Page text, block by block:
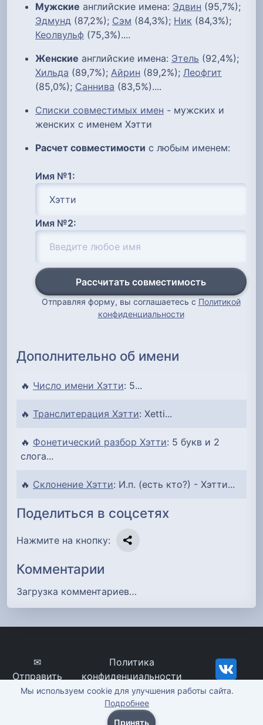
Мужские английские имена: Эдвин (95,7%);
Эдмунд (87,2%); Сэм (84,3%); Ник (84,3%);
Кеолвульф (75,3%)....
Женские английские имена: Этель (92,4%);
Хильда (89,7%); Айрин (89,2%); Леофгит
(85,0%); Саннива (83,5%)....
Списки совместимых имен - мужских и
женских с именем Хэтти
Расчет совместимости с любым именем:
Имя №1:
Имя №2:
Рассчитать совместимость
Отправляя форму, вы соглашаетесь с Политикой
конфиденциальности
Дополнительно об имени
🔥 Число имени Хэтти: 5...
🔥 Транслитерация Хэтти: Xetti...
🔥 Фонетический разбор Хэтти: 5 букв и 2
слога...
🔥 Склонение Хэтти: И.п. (есть кто?) - Хэтти...
Поделиться в соцсетях
Нажмите на кнопку:
Комментарии
Загрузка комментариев…
✉
Отправить
сообщение
Политика
конфиденциальности
imena-znachenie.ru, ©
2012-2026
Мы используем cookie для улучшения работы сайта.
Подробнее
Принять